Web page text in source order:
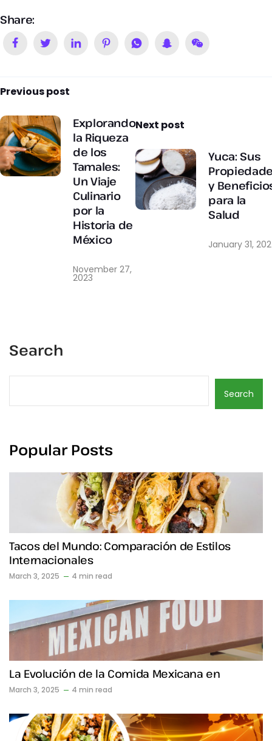
Share:
Previous post
Explorando
la Riqueza
de los
Tamales:
Un Viaje
Culinario
por la
Historia de
México
November 27,
2023
Next post
Yuca: Sus
y
para la
Salud
January 31,
Search
Search
Popular Posts
Tacos del Mundo: Comparación de Estilos
Internacionales
March 3, 2025 4 min read
La Evolución de la Comida Mexicana en
March 3, 2025 4 min read